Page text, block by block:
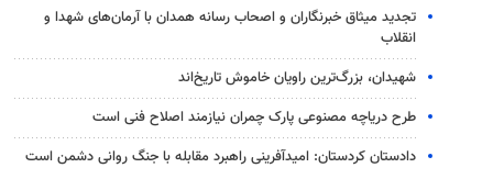
تجدید میثاق خبرنگاران و اصحاب رسانه همدان با آرمان‌های شهدا و
انقلاب
شهیدان، بزرگ‌ترین راویان خاموش تاریخ‌اند
طرح دریاچه مصنوعی پارک چمران نیازمند اصلاح فنی است
دادستان کردستان: امیدآفرینی راهبرد مقابله با جنگ روانی دشمن است